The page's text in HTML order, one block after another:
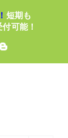
短期も
可能！
Blogger